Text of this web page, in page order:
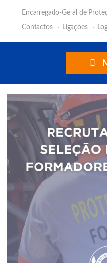
Encarregado-Geral de
Contactos
Ligações